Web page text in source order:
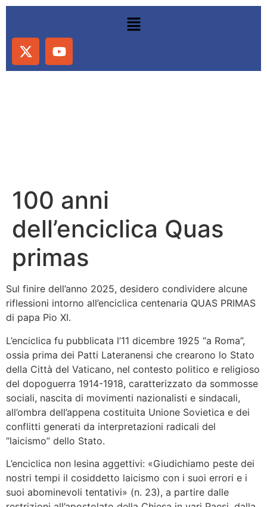
100 anni
dell’enciclica Quas
primas
Sul finire dell’anno 2025, desidero condividere alcune
riflessioni intorno all’enciclica centenaria QUAS PRIMAS
di papa Pio XI.
L’enciclica fu pubblicata l’11 dicembre 1925 “a Roma”,
ossia prima dei Patti Lateranensi che crearono lo Stato
della Città del Vaticano, nel contesto politico e religioso
del dopoguerra 1914-1918, caratterizzato da sommosse
sociali, nascita di movimenti nazionalisti e sindacali,
all’ombra dell’appena costituita Unione Sovietica e dei
conflitti generati da interpretazioni radicali del
“laicismo” dello Stato.
L’enciclica non lesina aggettivi: «Giudichiamo peste dei
nostri tempi il cosiddetto laicismo con i suoi errori e i
suoi abominevoli tentativi» (n. 23), a partire dalle